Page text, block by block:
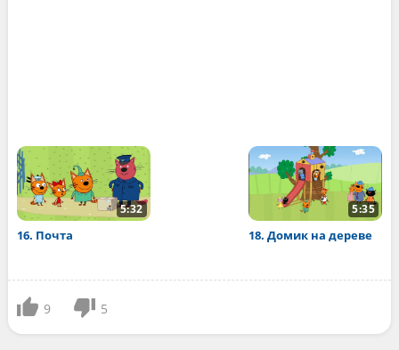
5:32
16. Почта
5:35
18. Домик на дереве
9 5